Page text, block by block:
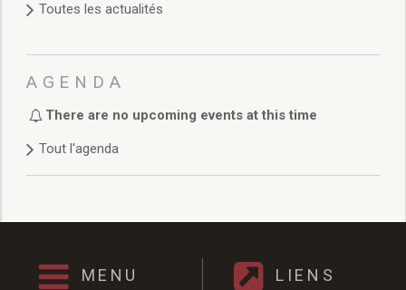
Délibérations 2025
Délibérations 2022
Délibérations 2021
Délibérations 2020
Délibérations 2019
Délibérations 2018
Délibérations 2014
Délibérations 2013
Toutes les actualités
AGENDA
There are no upcoming events at this time
Tout l'agenda
MENU LIENS